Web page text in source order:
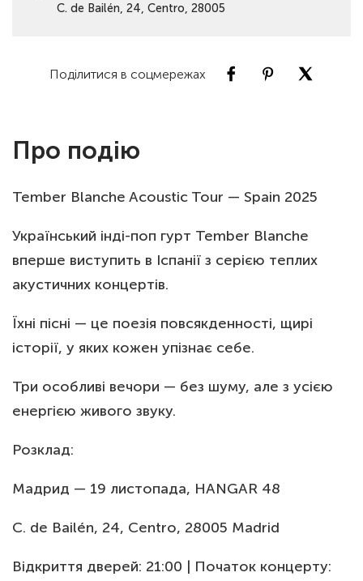
C. de Bailén, 24, Centro, 28005
Поділитися в соцмережах
Про подію
Tember Blanche Acoustic Tour — Spain 2025
Український інді-поп гурт Tember Blanche
вперше виступить в Іспанії з серією теплих
акустичних концертів.
Їхні пісні — це поезія повсякденності, щирі
історії, у яких кожен упізнає себе.
Три особливі вечори — без шуму, але з усією
енергією живого звуку.
Розклад:
Мадрид — 19 листопада, HANGAR 48
C. de Bailén, 24, Centro, 28005 Madrid
Відкриття дверей: 21:00 | Початок концерту: